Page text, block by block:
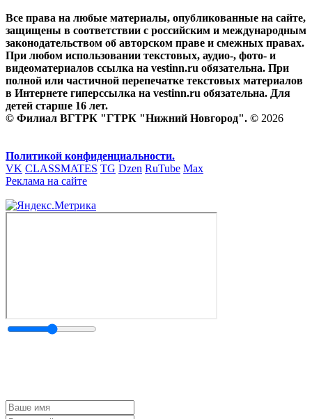
Все права на любые материалы, опубликованные на сайте,
защищены в соответствии с российским и международным
законодательством об авторском праве и смежных правах.
При любом использовании текстовых, аудио-, фото- и
видеоматериалов ссылка на vestinn.ru обязательна. При
полной или частичной перепечатке текстовых материалов
в Интернете гиперссылка на vestinn.ru обязательна. Для
детей старше 16 лет.
© Филиал ВГТРК "ГТРК "Нижний Новгород". © 2026
Политикой конфиденциальности.
VK CLASSMATES TG Dzen RuTube Max
Реклама на сайте